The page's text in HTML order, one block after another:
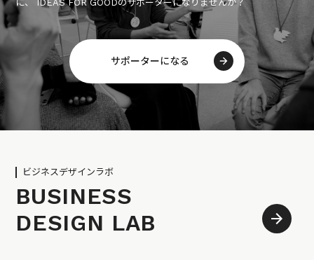
に、 IDEAS FOR GOODのサポーターになりませんか？
サポーターになる
ビジネスデザインラボ
BUSINESS
DESIGN LAB